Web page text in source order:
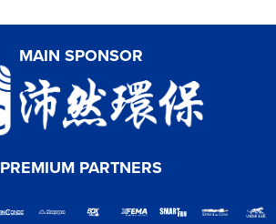
MAIN SPONSOR
PREMIUM PARTNERS